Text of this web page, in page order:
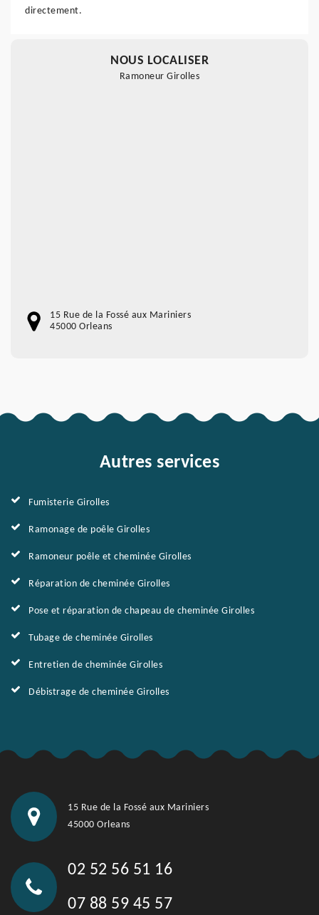
directement.
NOUS LOCALISER
Ramoneur Girolles
15 Rue de la Fossé aux Mariniers
45000 Orleans
Autres services
Fumisterie Girolles
Ramonage de poêle Girolles
Ramoneur poêle et cheminée Girolles
Réparation de cheminée Girolles
Pose et réparation de chapeau de cheminée Girolles
Tubage de cheminée Girolles
Entretien de cheminée Girolles
Débistrage de cheminée Girolles
15 Rue de la Fossé aux Mariniers
45000 Orleans
02 52 56 51 16
07 88 59 45 57